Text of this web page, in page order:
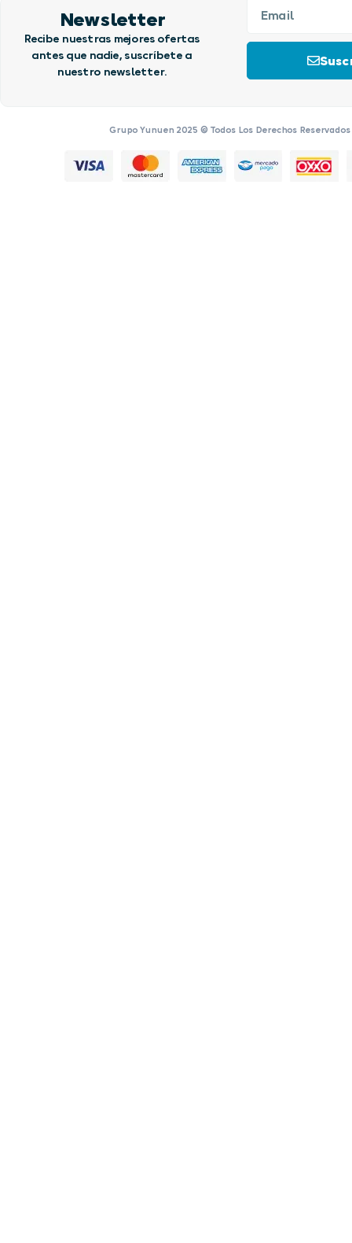
Newsletter
Recibe nuestras mejores ofertas
antes que nadie, suscríbete a
nuestro newsletter.
Grupo Yunuen 2025 © Todos Los Derechos Reservados